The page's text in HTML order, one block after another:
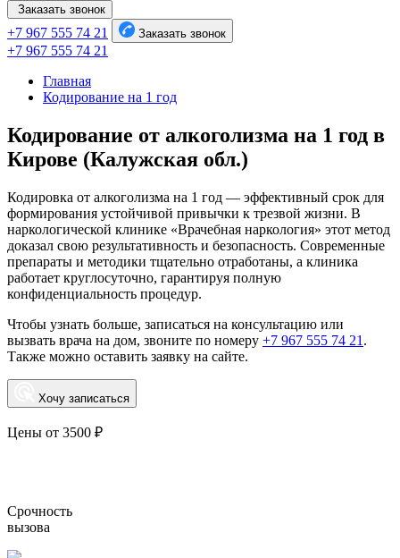
Заказать звонок
+7 967 555 74 21 Заказать звонок
+7 967 555 74 21
Главная
Кодирование на 1 год
Кодирование от алкоголизма на 1 год в
Кирове (Калужская обл.)
Кодировка от алкоголизма на 1 год — эффективный срок для
формирования устойчивой привычки к трезвой жизни. В
наркологической клинике «Врачебная наркология» этот метод
доказал свою результативность и безопасность. Современные
препараты и методики тщательно отработаны, а клиника
работает круглосуточно, гарантируя полную
конфиденциальность процедур.
Чтобы узнать больше, записаться на консультацию или
вызвать врача на дом, звоните по номеру +7 967 555 74 21 .
Также можно оставить заявку на сайте.
Хочу записаться
Цены от 3500 ₽
Срочность
вызова